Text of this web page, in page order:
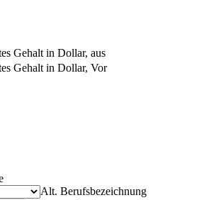
Gehalt in Dollar, aus
Gehalt in Dollar, Vor
Alt. Berufsbezeichnung